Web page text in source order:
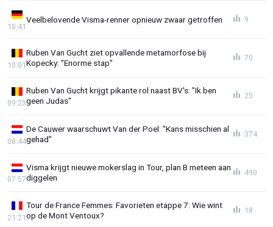
Veelbelovende Visma-renner opnieuw zwaar getroffen
10:41
9
Ruben Van Gucht ziet opvallende metamorfose bij
Kopecky: "Enorme stap"
10:01
70
Ruben Van Gucht krijgt pikante rol naast BV's: "Ik ben
geen Judas"
09:23
25
De Cauwer waarschuwt Van der Poel: "Kans misschien al
gehad"
08:44
374
Visma krijgt nieuwe mokerslag in Tour, plan B meteen aan
diggelen
07:57
490
Tour de France Femmes: Favorieten etappe 7: Wie wint
op de Mont Ventoux?
21:21
18